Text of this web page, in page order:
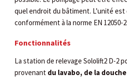
quel endroit du bâtiment. L'unité
conformément à la norme EN 12050-2.
Fonctionnalités
La station de relevage Sololift2 D-2
provenant du lavabo, de la